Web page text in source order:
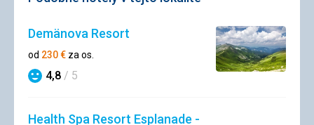
Demänova Resort
od 230€ za os.
Hodnotenie
4,8 / 5
Health Spa Resort Esplanade -